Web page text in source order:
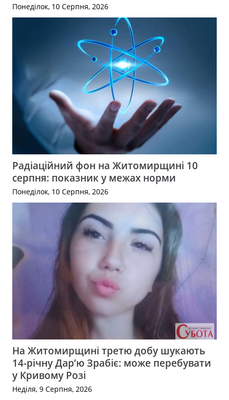
Понеділок, 10 Серпня, 2026
Радіаційний фон на Житомирщині 10
серпня: показник у межах норми
Понеділок, 10 Серпня, 2026
На Житомирщині третю добу шукають
14-річну Дар’ю Зрабіє: може перебувати
у Кривому Розі
Неділя, 9 Серпня, 2026